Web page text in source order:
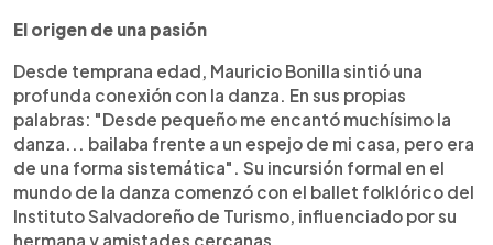
El origen de una pasión
Desde temprana edad, Mauricio Bonilla sintió una
profunda conexión con la danza. En sus propias
palabras: "Desde pequeño me encantó muchísimo la
danza... bailaba frente a un espejo de mi casa, pero era
de una forma sistemática". Su incursión formal en el
mundo de la danza comenzó con el ballet folklórico del
Instituto Salvadoreño de Turismo, influenciado por su
hermana y amistades cercanas.